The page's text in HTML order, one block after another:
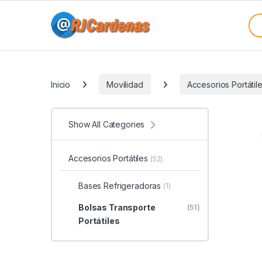
Inicio Movilidad Accesorios
Show All Categories
Accesorios Portátiles (52)
Bases Refrigeradoras (1)
Bolsas Transporte
Portátiles
(51)